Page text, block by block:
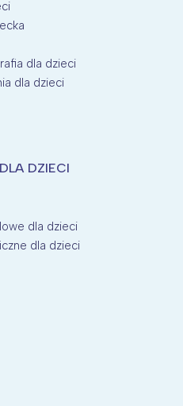
dla dzieci
dla dzieci
DZIECI
dla dzieci
dla dzieci